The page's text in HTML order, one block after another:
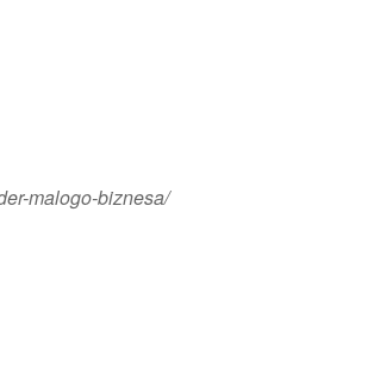
malogo-biznesa/